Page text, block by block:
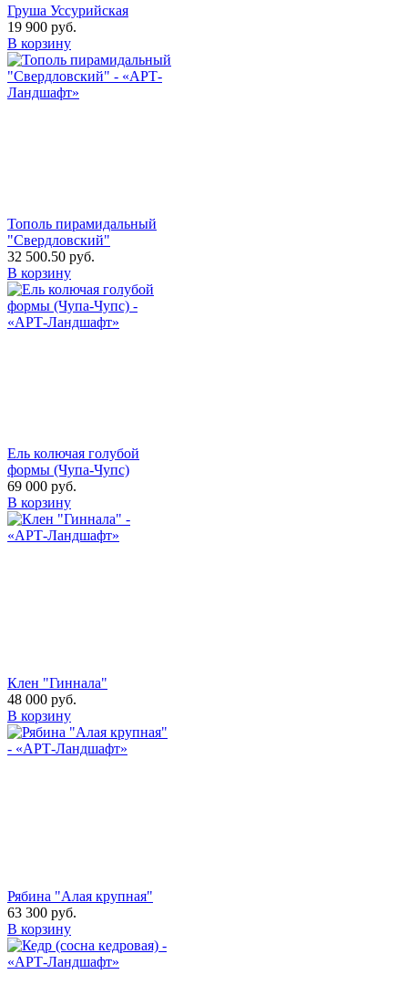
Груша Уссурийская
19 900 руб.
В корзину
Тополь пирамидальный
"Свердловский"
32 500.50 руб.
В корзину
Ель колючая голубой
формы (Чупа-Чупс)
69 000 руб.
В корзину
Клен "Гиннала"
48 000 руб.
В корзину
Рябина "Алая крупная"
63 300 руб.
В корзину